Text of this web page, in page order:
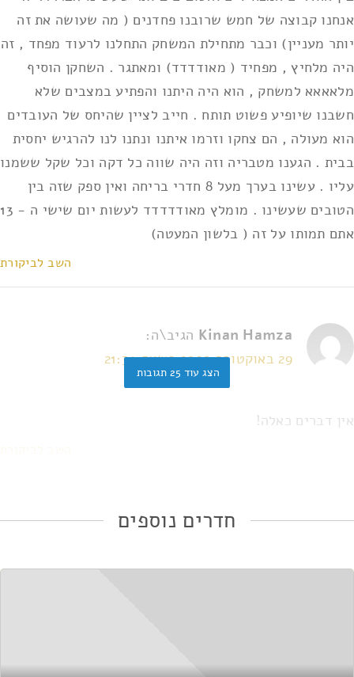
אנחנו קבוצה של חמש שרובנו פחדנים ( מה שעושה את זה
יותר מעניין) וכבר מתחילת המשחק התחלנו לרעוד מפחד , זה
היה מלחיץ , מפחיד ( מאודדדד) ומאתגר . השחקן הוסיף
מלאאאא למשחק , הוא היה היתנו והפתיע במצבים שלא
חשבנו שיופיע פשוט תותח . חייב לציין שהיחס של העובדים
הוא מעולה , הם צחקו וזרמו איתנו ונתנו לנו להרגיש יחסית
בבית . הגענו מטבריה וזה היה שווה כל דקה וכל שקל ששמנו
עליו . עשינו בערך מעל 8 חדרי בריחה ואין ספק שזה בין
הטובים שעשינו . מומלץ מאודדדדד לעשות יום שישי ה - 13
אתם תמותו על זה ( בלשון המעטה)
השב לביקורת
Kinan Hamza הגיב\ה:
29 באוקטובר 2020 בשעה 21:34
אין דברים כאלה!
הצג עוד 25 תגובות
חדרים נוספים